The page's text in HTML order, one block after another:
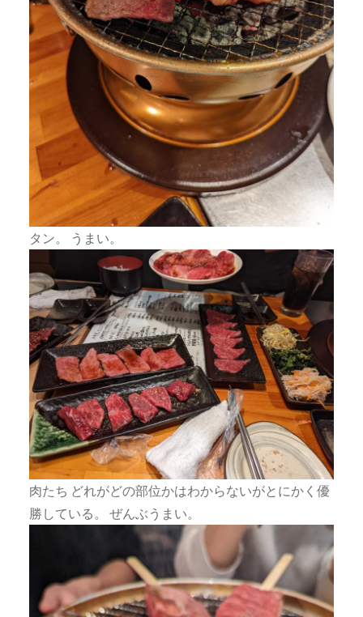
タン。 うまい。
肉たち どれがどの部位かはわからないがとにかく優
勝している。 ぜんぶうまい。